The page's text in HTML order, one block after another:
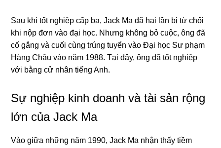
Sau khi tốt nghiệp cấp ba, Jack Ma đã hai lần bị từ chối
khi nộp đơn vào đại học. Nhưng không bỏ cuộc, ông đã
cố gắng và cuối cùng trúng tuyển vào Đại học Sư phạm
Hàng Châu vào năm 1988. Tại đây, ông đã tốt nghiệp
với bằng cử nhân tiếng Anh.
Sự nghiệp kinh doanh và tài sản rộng
lớn của Jack Ma
Vào giữa những năm 1990, Jack Ma nhận thấy tiềm